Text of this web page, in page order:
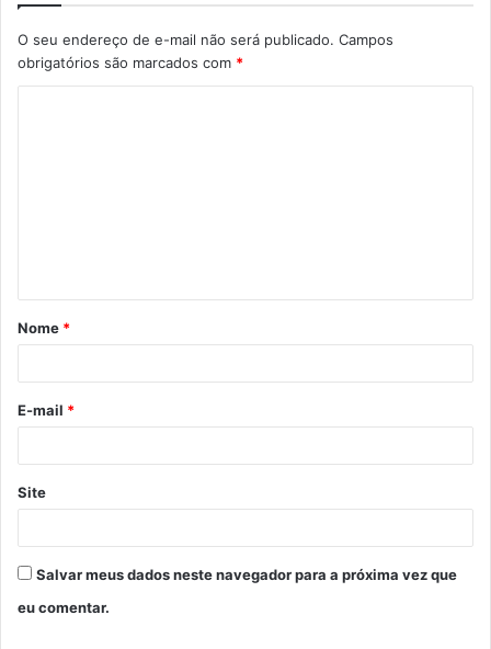
O seu endereço de e-mail não será publicado. Campos
obrigatórios são marcados com *
á
r
*
Nome *
E-mail *
Site
Salvar meus dados neste navegador para a próxima vez que
eu comentar.